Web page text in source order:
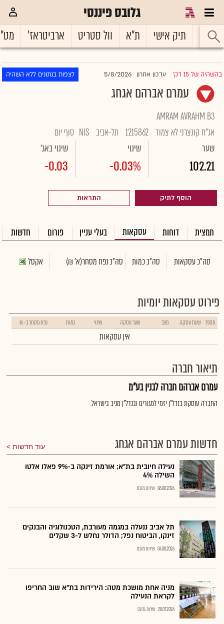
גלובס פיננסי
ראשי תיק אישי ת"א וול סטריט ארביטראז'
בהשהיה של 15 דק' |עדכון אחרון 5/8/2026 לצפות בנתונים ללא השהיה
עמרם אברהם אגחג
AMRAM AVRAHM B3
אג"ח קונצרני לא צמוד 1215862 תל-אביב NIS סוף יום
שער
102.21
שינוי
-0.03%
שינוי באג'
-0.03
הוסף לתיק התראות
תמצית דוחות עסקאות בעלי עניין פורום חדשות
סה"כ עסקאות סה"כ כמות סה"כ נפח מסחר(א' ₪) אקסל
פירוט עסקאות יומיות
מספר שעת עסקה מצב שער עסקה שינוי כמות נפח מסחר ב- ₪
אין עסקאות
תיאור חברה
עמרם אברהם חברה לבנין בע"מ
החברה עוסקת בנדל"ן יזמי למגורים ובנדל"ן מניב בישראל.
חדשות עמרם אברהם אגחג עוד חדשות
נעילה חיובית בת"א; אורמת זינקה ב-9% פאלו אלטו
השילה 4%
06.08.2026 שירות גלובס
תל אביב ננעלה במגמה מעורבת, הטכנולוגיה והבנקים
זינקו, הביטוח נפל; הדולר נחלש ל-3 שקלים
04.08.2026 שירות גלובס
מניה אחת מושכת מטה: הירידות בת"א שוב החריפו
לקראת הנעילה
28.07.2026 שירות גלובס